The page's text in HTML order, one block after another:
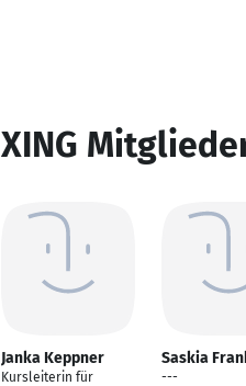
XING
Janka Keppner
Kursleiterin für
Saskia
---